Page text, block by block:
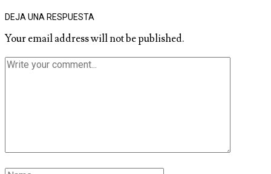
DEJA UNA RESPUESTA
Your email address will not be published.